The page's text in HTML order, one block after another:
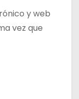
y web
vez que